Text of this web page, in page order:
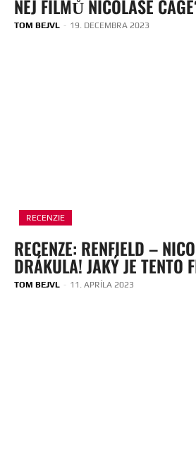
NEJ FILMŮ NICOLASE
TOM BEJVL - 19. DECEMBRA 2023
RECENZIE
RECENZE: RENFIELD –
DRÁKULA! JAKÝ JE TENTO
TOM BEJVL - 11. APRÍLA 2023